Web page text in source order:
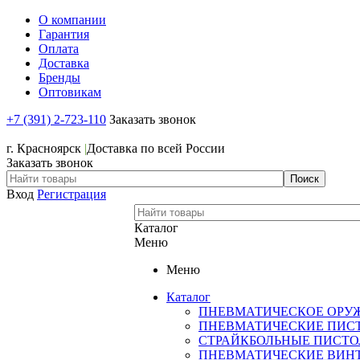
О компании
Гарантия
Оплата
Доставка
Бренды
Оптовикам
+7 (391) 2-723-110 Заказать звонок
г. Красноярск |Доставка по всей России
Заказать звонок
Вход Регистрация
Каталог
Меню
Меню
Каталог
ПНЕВМАТИЧЕСКОЕ
ПНЕВМАТИЧЕСКИЕ
СТРАЙКБОЛЬНЫЕ
ПНЕВМАТИЧЕСКИЕ